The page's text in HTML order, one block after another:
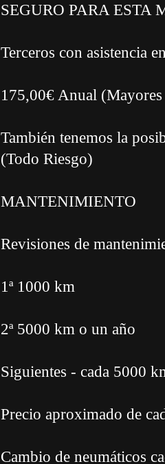
SEGURO PARA ESTA
Terceros con asistencia
175,00€ Anual
También tenemos la
(Todo Riesgo)
MANTENIMIENTO
Revisiones de
1ª 1000 km
2ª 5000 km o un año
Siguientes - cada 5000
Precio aproximado de
Cambio de neumáticos